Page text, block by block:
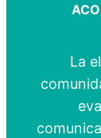
La